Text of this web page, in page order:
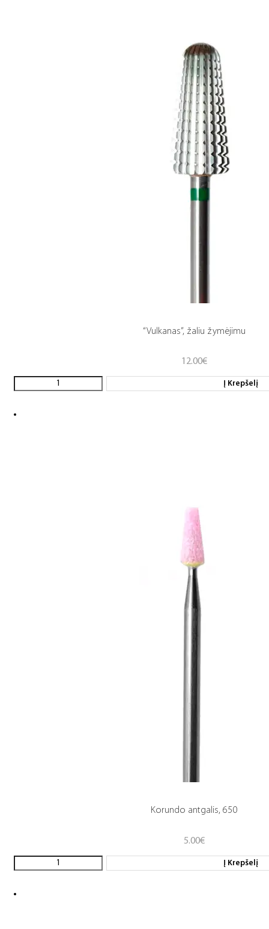
“Vulkanas”, žaliu žymėjimu
12.00€
Į Krepšelį
Korundo antgalis, 650
5.00€
Į Krepšelį